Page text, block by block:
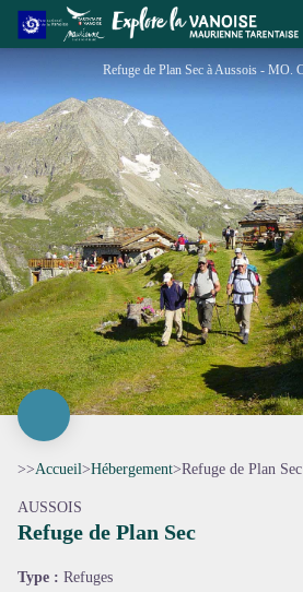
Refuge de Plan Sec
>>Accueil>Hébergement>Refuge de Plan Sec
AUSSOIS
Refuge de Plan Sec
Type : Refuges